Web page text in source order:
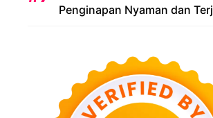
Penginapan Nyaman dan